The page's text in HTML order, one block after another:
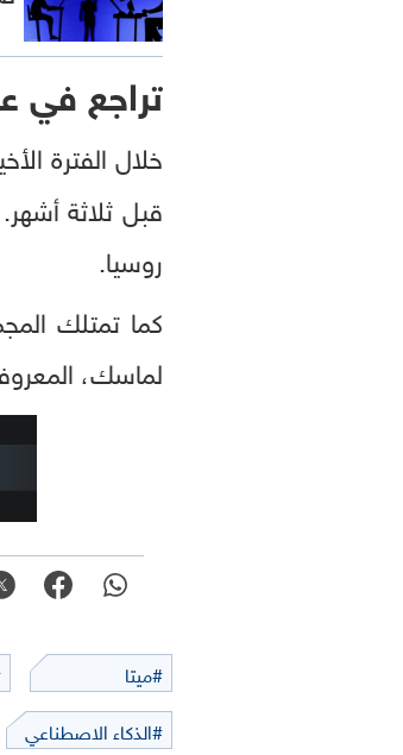
تراجع في
خلال الفترة الأخيرة، استخدم 3.56 مليار
قبل ثلاثة
روسيا.
كما تمتلك
لماسك،
#ميتا
#الذكاء الاصطناعي